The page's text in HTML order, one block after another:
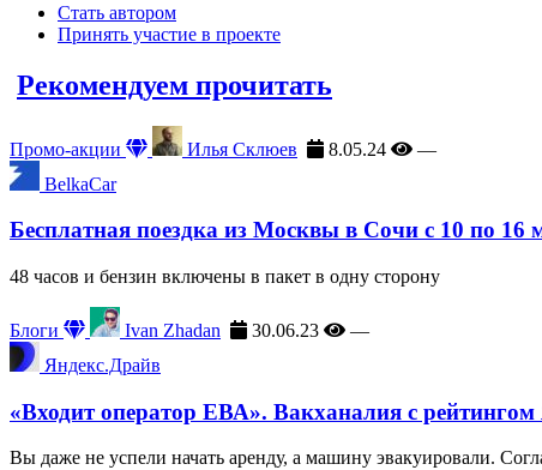
Стать автором
Принять участие в проекте
Рекомендуем прочитать
Промо-акции Илья Склюев 8.05.24
—
BelkaCar
Бесплатная поездка из Москвы в Сочи с 10 по
48 часов и бензин включены в пакет в одну сторону
Блоги Ivan Zhadan 30.06.23
—
Яндекс.Драйв
«Входит оператор ЕВА». Вакханалия с
Вы даже не успели начать аренду, а машину эвакуировали.